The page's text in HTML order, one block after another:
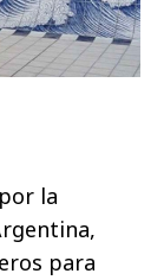
la
para